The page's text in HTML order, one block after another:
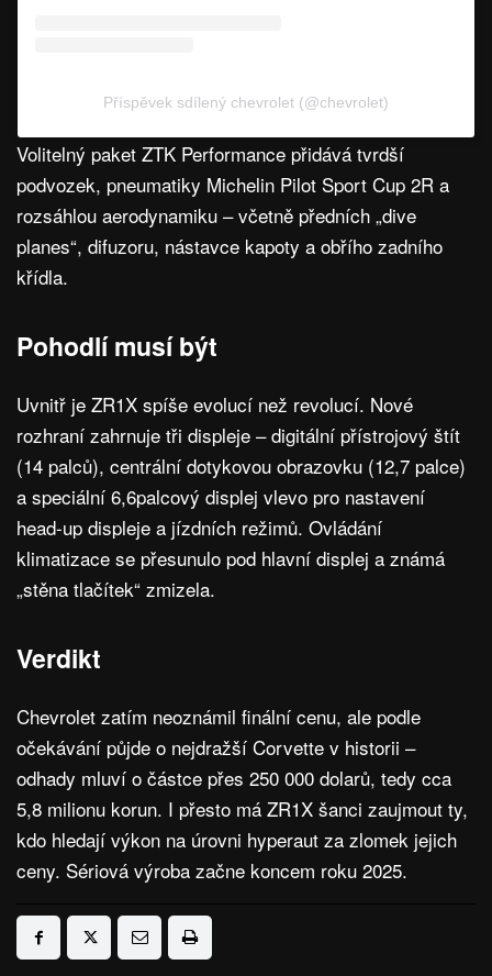
Příspěvek sdílený chevrolet (@chevrolet)
Volitelný paket ZTK Performance přidává tvrdší
podvozek, pneumatiky Michelin Pilot Sport Cup 2R a
rozsáhlou aerodynamiku – včetně předních „dive
planes“, difuzoru, nástavce kapoty a obřího zadního
křídla.
Pohodlí musí být
Uvnitř je ZR1X spíše evolucí než revolucí. Nové
rozhraní zahrnuje tři displeje – digitální přístrojový štít
(14 palců), centrální dotykovou obrazovku (12,7 palce)
a speciální 6,6palcový displej vlevo pro nastavení
head-up displeje a jízdních režimů. Ovládání
klimatizace se přesunulo pod hlavní displej a známá
„stěna tlačítek“ zmizela.
Verdikt
Chevrolet zatím neoznámil finální cenu, ale podle
očekávání půjde o nejdražší Corvette v historii –
odhady mluví o částce přes 250 000 dolarů, tedy cca
5,8 milionu korun. I přesto má ZR1X šanci zaujmout ty,
kdo hledají výkon na úrovni hyperaut za zlomek jejich
ceny. Sériová výroba začne koncem roku 2025.